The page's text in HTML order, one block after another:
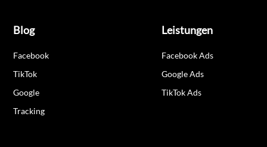
Blog
Facebook
TikTok
Google
Tracking
Leistungen
Facebook Ads
Google Ads
TikTok Ads